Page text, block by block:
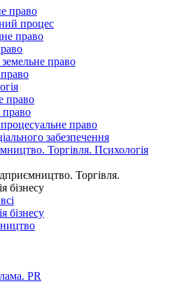
право
процес
право
право
право
право
право
забезпечення
Торгівля. Психологія
Торгівля.
бізнесу
бізнесу
PR